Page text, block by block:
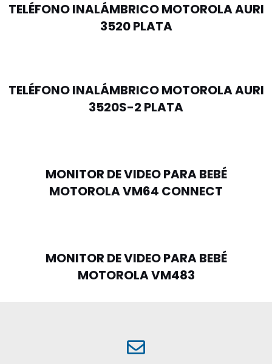
TELÉFONO INALÁMBRICO MOTOROLA AURI
3520 PLATA
TELÉFONO INALÁMBRICO MOTOROLA AURI
3520S-2 PLATA
MONITOR DE VIDEO PARA BEBÉ
MOTOROLA VM64 CONNECT
MONITOR DE VIDEO PARA BEBÉ
MOTOROLA VM483